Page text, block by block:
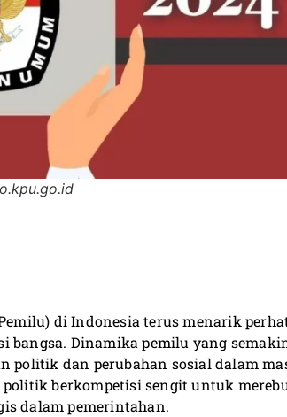
di Indonesia terus menarik
bangsa. Dinamika pemilu yang
politik dan perubahan sosial dalam
berkompetisi sengit untuk
dalam pemerintahan.